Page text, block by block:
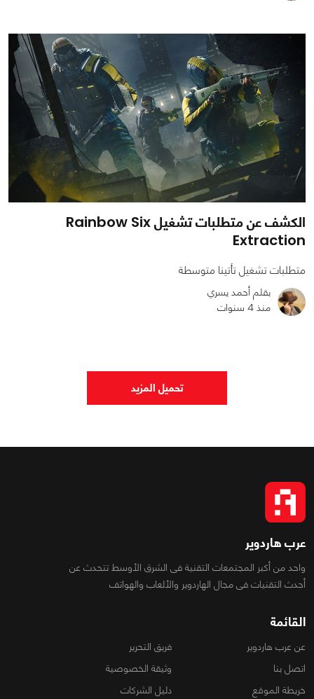
0
الكشف عن متطلبات تشغيل Rainbow Six
Extraction
متطلبات تشغيل تأتينا متوسطة
بقلم أحمد يسري
منذ 4 سنوات
تحميل المزيد
عرب هاردوير
واحد من أكبر المجتمعات التقنية فى الشرق الأوسط تتحدث عن
أحدث التقنيات فى مجال الهاردوير والألعاب والهواتف
القائمة
عن عرب هاردوير
فريق التحرير
اتصل بنا
وثيقة الخصوصية
خريطة الموقع
دليل الشركات